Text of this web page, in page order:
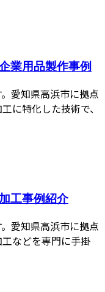
業用品製作事例
愛知県高浜市に拠点
に特化した技術で、
工事例紹介
愛知県高浜市に拠点
などを専門に手掛